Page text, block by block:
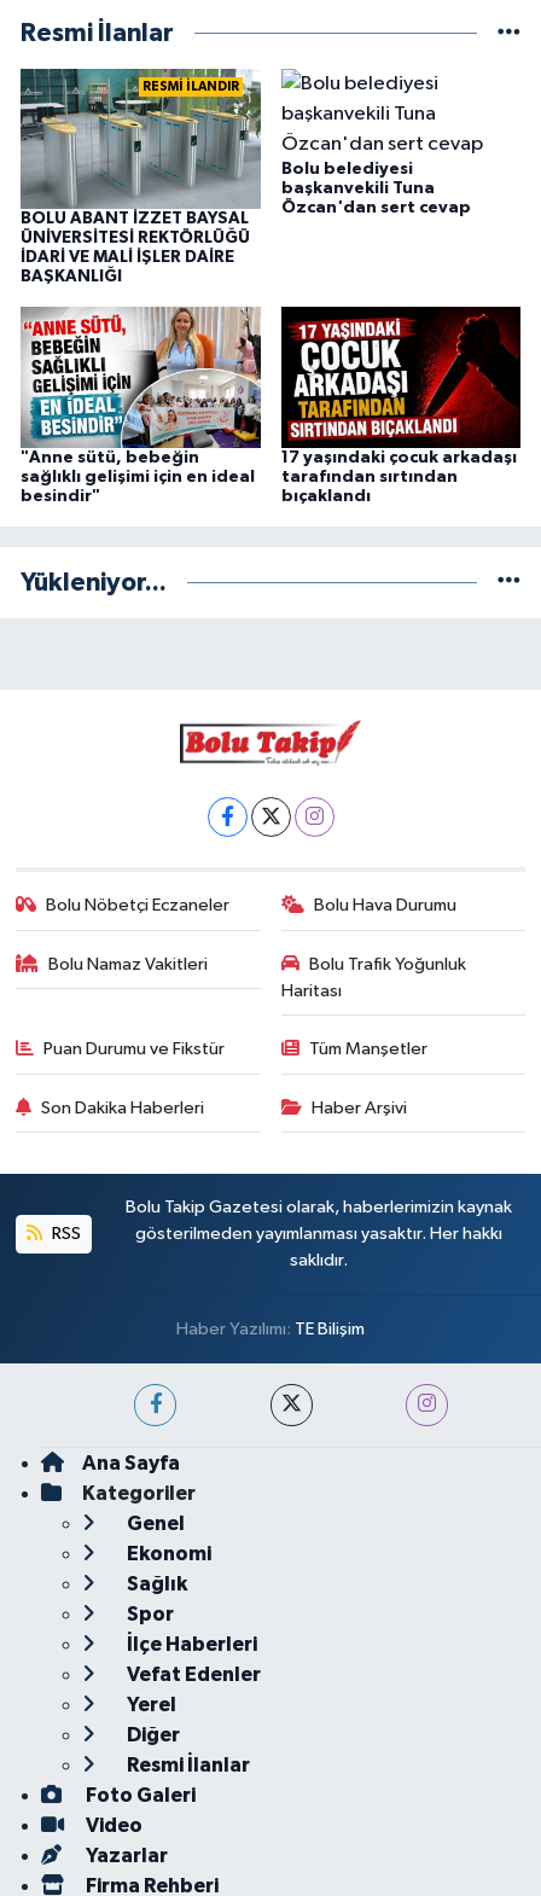
Resmi İlanlar
RESMİ İLANDIR
BOLU ABANT İZZET BAYSAL
ÜNİVERSİTESİ REKTÖRLÜĞÜ
İDARİ VE MALİ İŞLER DAİRE
BAŞKANLIĞI
Bolu belediyesi
başkanvekili Tuna
Özcan'dan sert cevap
"Anne sütü, bebeğin
sağlıklı gelişimi için en ideal
besindir"
17 yaşındaki çocuk arkadaşı
tarafından sırtından
bıçaklandı
Yükleniyor...
Bolu Nöbetçi Eczaneler Bolu Hava Durumu
Bolu Namaz Vakitleri
Bolu Trafik Yoğunluk
Haritası
Puan Durumu ve Fikstür Tüm Manşetler
Son Dakika Haberleri Haber Arşivi
RSS
Bolu Takip Gazetesi olarak, haberlerimizin kaynak
gösterilmeden yayımlanması yasaktır. Her hakkı
saklıdır.
Haber Yazılımı: TE Bilişim
Ana Sayfa
Kategoriler
Genel
Ekonomi
Sağlık
Spor
İlçe Haberleri
Vefat Edenler
Yerel
Diğer
Resmi İlanlar
Foto Galeri
Video
Yazarlar
Firma Rehberi